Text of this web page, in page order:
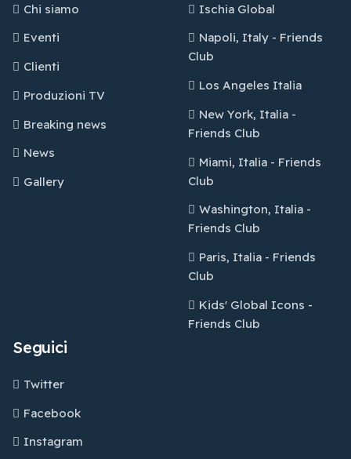
Chi siamo
Eventi
Clienti
Produzioni TV
Breaking news
News
Gallery
Ischia Global
Napoli, Italy - Friends
Club
Los Angeles Italia
New York, Italia -
Friends Club
Miami, Italia - Friends
Club
Washington, Italia -
Friends Club
Paris, Italia - Friends
Club
Kids' Global Icons -
Friends Club
Seguici
Twitter
Facebook
Instagram